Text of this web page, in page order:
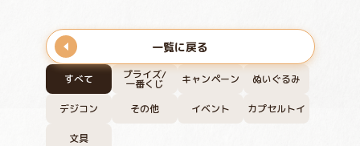
すべて プライズ/
一番くじ キャンペーン ぬいぐるみ
デジコン その他 イベント カプセルトイ
文具
一覧に戻る